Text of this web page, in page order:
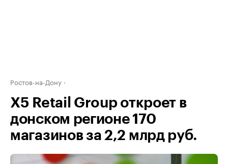
Ростов-на-Дону
X5 Retail Group откроет в
донском регионе 170
магазинов за 2,2 млрд руб.